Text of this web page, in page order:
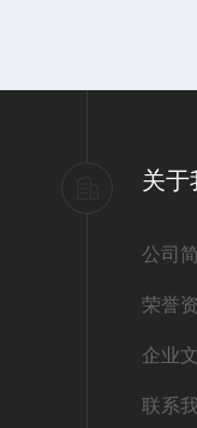
关于
公司
荣誉
企业
联系